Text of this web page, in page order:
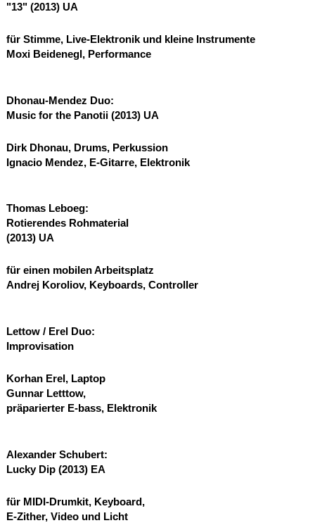
"13" (2013) UA
für Stimme, Live-Elektronik und kleine Instrumente
Moxi Beidenegl, Performance
Dhonau-Mendez Duo:
Music for the Panotii (2013) UA
Dirk Dhonau, Drums, Perkussion
Ignacio Mendez, E-Gitarre, Elektronik
Thomas Leboeg:
Rotierendes Rohmaterial
(2013) UA
für einen mobilen Arbeitsplatz
Andrej Koroliov, Keyboards, Controller
Lettow / Erel Duo:
Improvisation
Korhan Erel, Laptop
Gunnar Letttow,
präparierter E-bass, Elektronik
Alexander Schubert:
Lucky Dip (2013) EA
für MIDI-Drumkit, Keyboard,
E-Zither, Video und Licht